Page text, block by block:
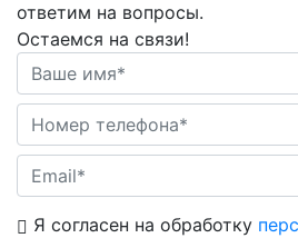
ответим на вопросы.
Остаемся на связи!
Я согласен на обработку